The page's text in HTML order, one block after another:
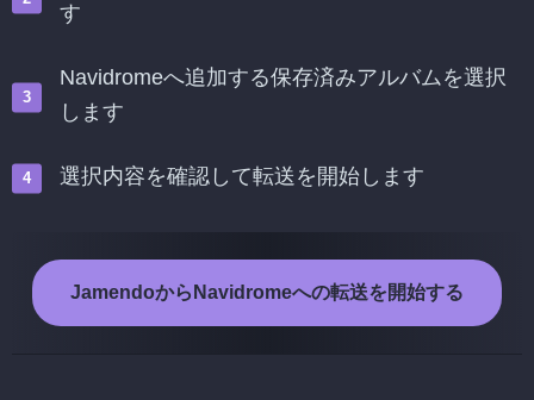
す
Navidromeへ追加する保存済みアルバムを選択
します
選択内容を確認して転送を開始します
JamendoからNavidromeへの転送を開始する